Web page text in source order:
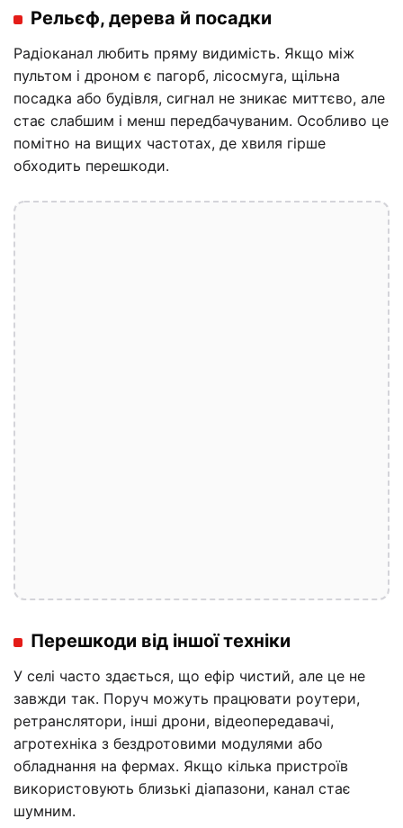
Рельєф, дерева й посадки
Радіоканал любить пряму видимість. Якщо між
пультом і дроном є пагорб, лісосмуга, щільна
посадка або будівля, сигнал не зникає миттєво, але
стає слабшим і менш передбачуваним. Особливо це
помітно на вищих частотах, де хвиля гірше
обходить перешкоди.
Перешкоди від іншої техніки
У селі часто здається, що ефір чистий, але це не
завжди так. Поруч можуть працювати роутери,
ретранслятори, інші дрони, відеопередавачі,
агротехніка з бездротовими модулями або
обладнання на фермах. Якщо кілька пристроїв
використовують близькі діапазони, канал стає
шумним.